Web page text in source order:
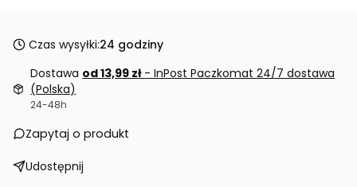
Czas wysyłki:24 godziny
Dostawa od 13,99 zł - InPost Paczkomat 24/7 dostawa
(Polska)
24-48h
Zapytaj o produkt
Udostępnij